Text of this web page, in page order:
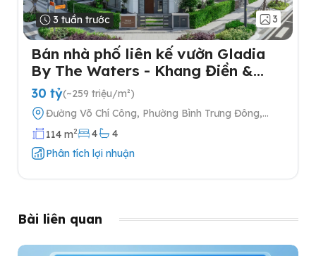
3 tuần trước 3
Bán nhà phố liên kế vườn Gladia
By The Waters - Khang Điền &
Keppel tại Quận 2
30 tỷ(~259 triệu/m²)
Đường Võ Chí Công, Phường Bình Trưng Đông,
Quận 2, Thành phố Hồ Chí Minh
114 m2 4
4
Phân tích lợi nhuận
Bài liên quan